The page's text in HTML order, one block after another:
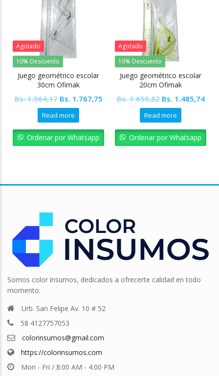
Agotado
10% Descuento
Juego geométrico escolar
30cm Ofimak
Bs.1.964,17 Original
price
was:
Bs. 1.964,17.
Bs. 1.767,75Current
Bs. 1.767,75.
Read more
Ordenar por Whatsapp
Agotado
10% Descuento
Juego geométrico escolar
20cm Ofimak
Bs.1.650,82 Original
price
was:
Bs. 1.650,82.
Bs. 1.485,74
Bs.
Read more
Ordenar por Whatsapp
Somos color insumos, dedicados a ofrecerte calidad en todo
momento.
Urb. San Felipe Av. 10 # 52
58 4127757053
colorinsumos@gmail.com
https://colorinsumos.com
Mon - Fri / 8:00 AM - 4:00 PM